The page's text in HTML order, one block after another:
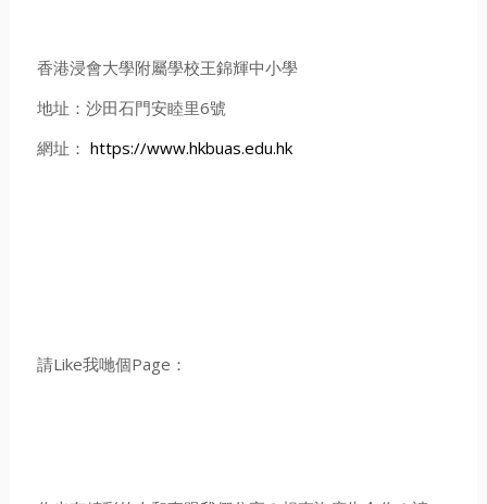
香港浸會大學附屬學校王錦輝中小學
地址：沙田石門安睦里6號
網址： https://www.hkbuas.edu.hk
請Like我哋個Page：